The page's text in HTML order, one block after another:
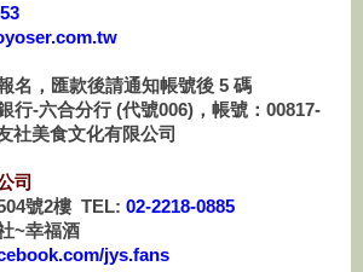
名，匯款後請通知帳號後 5 碼
行-六合分行 (代號006)，帳號：00817-
社美食文化有限公司
司
號2樓 TEL: 02-2218-0885
~幸福酒
jys.fans